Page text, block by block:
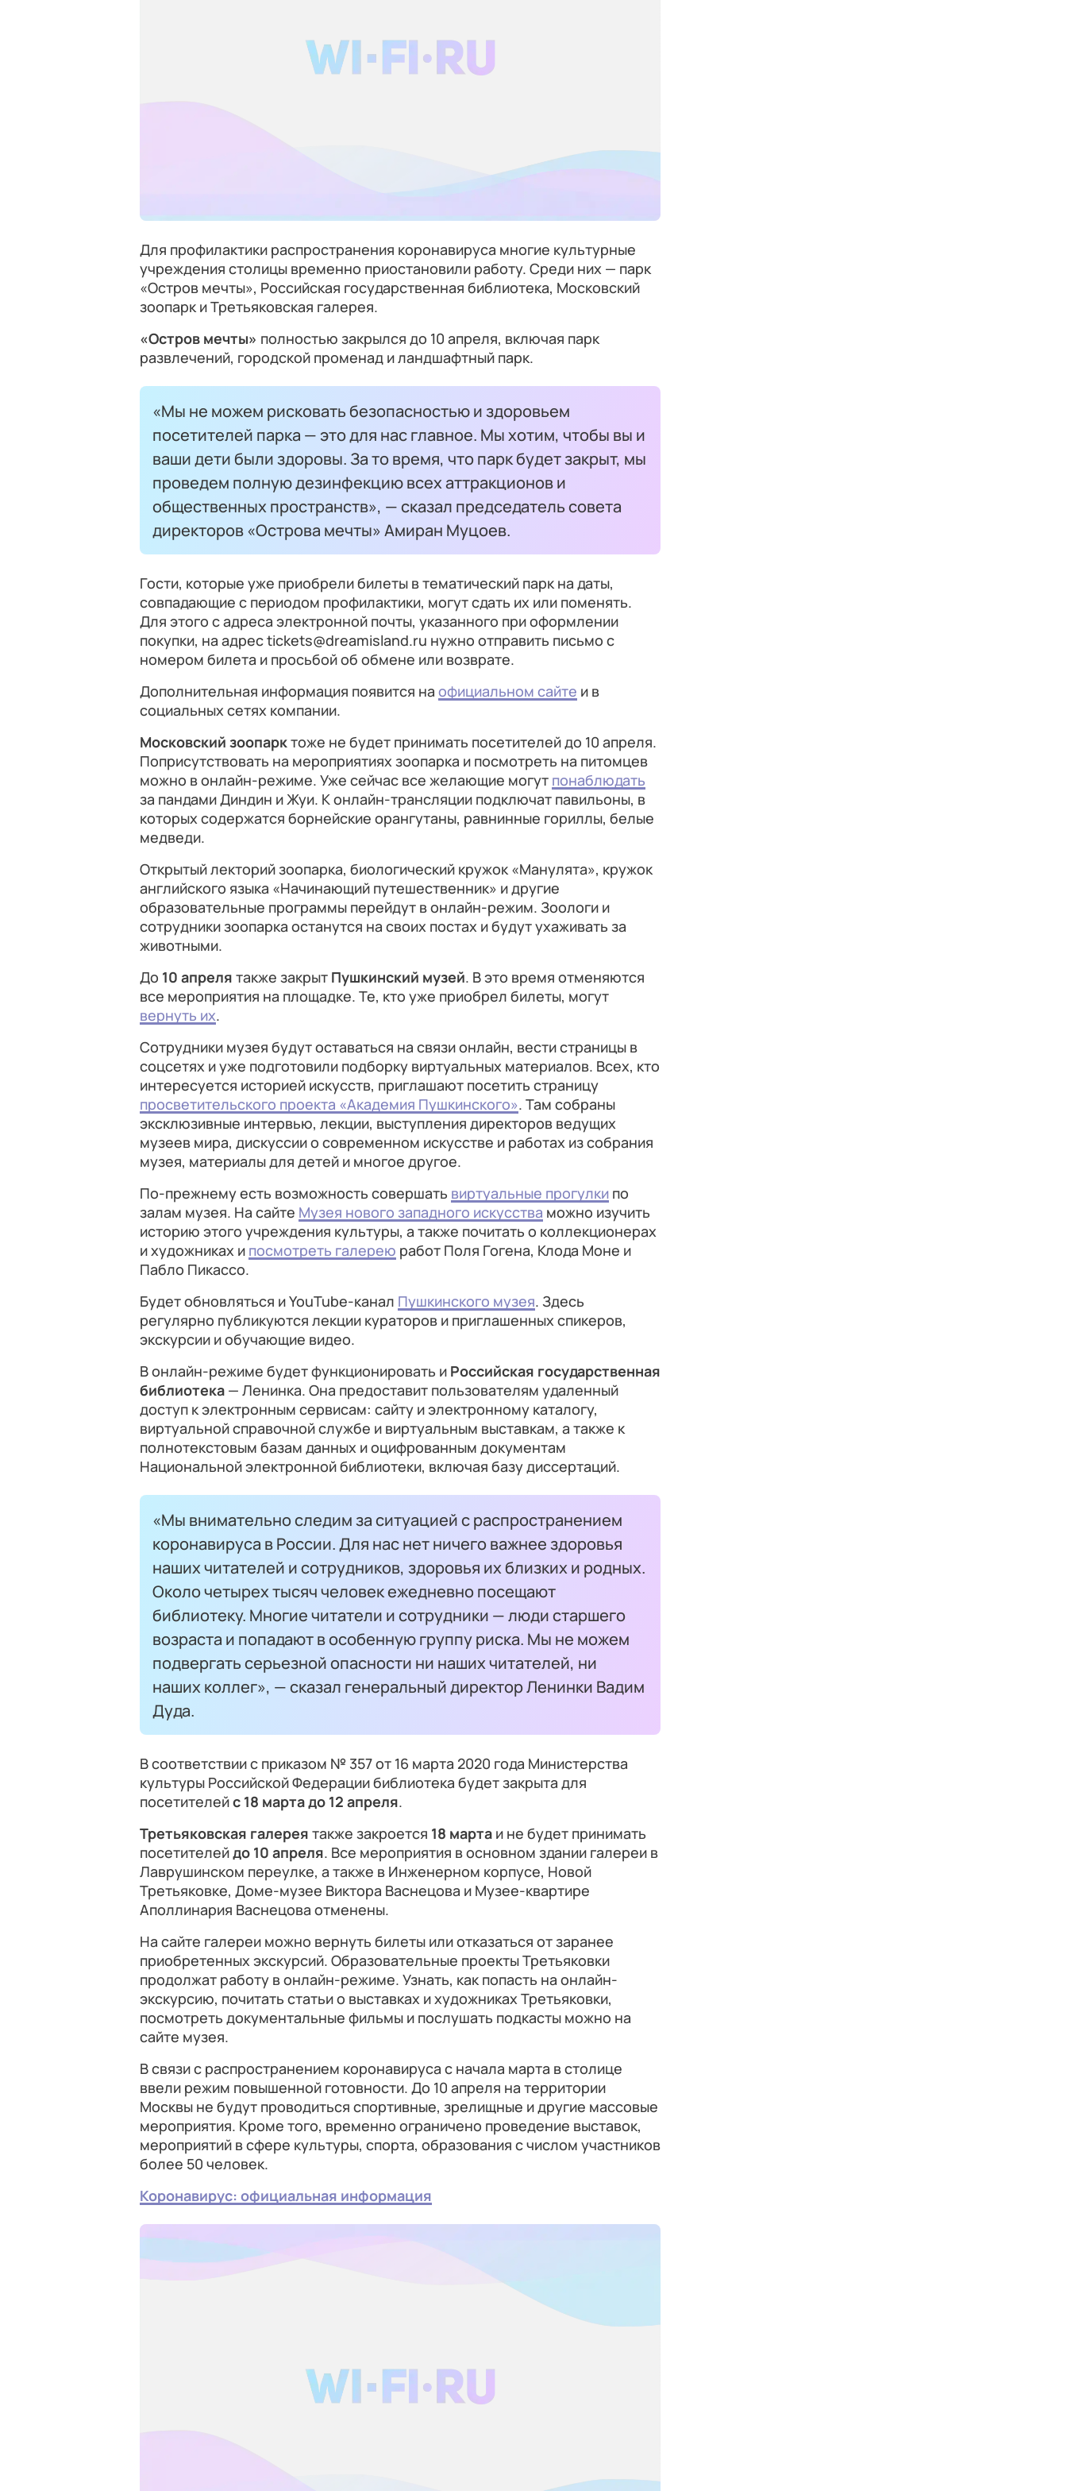
Для профилактики распространения коронавируса многие культурные
учреждения столицы временно приостановили работу. Среди них — парк
«Остров мечты», Российская государственная библиотека, Московский
зоопарк и Третьяковская галерея.
«Остров мечты» полностью закрылся до 10 апреля, включая парк
развлечений, городской променад и ландшафтный парк.
«Мы не можем рисковать безопасностью и здоровьем
посетителей парка — это для нас главное. Мы хотим, чтобы вы и
ваши дети были здоровы. За то время, что парк будет закрыт, мы
проведем полную дезинфекцию всех аттракционов и
общественных пространств», — сказал председатель совета
директоров «Острова мечты» Амиран Муцоев.
Гости, которые уже приобрели билеты в тематический парк на даты,
совпадающие с периодом профилактики, могут сдать их или поменять.
Для этого с адреса электронной почты, указанного при оформлении
покупки, на адрес tickets@dreamisland.ru нужно отправить письмо с
номером билета и просьбой об обмене или возврате.
Дополнительная информация появится на официальном сайте и в
социальных сетях компании.
Московский зоопарктоже не будет принимать посетителей до 10 апреля.
Поприсутствовать на мероприятиях зоопарка и посмотреть на питомцев
можно в онлайн-режиме. Уже сейчас все желающие могут понаблюдать
за пандами Диндин и Жуи. К онлайн-трансляции подключат павильоны, в
которых содержатся борнейские орангутаны, равнинные гориллы, белые
медведи.
Открытый лекторий зоопарка, биологический кружок «Манулята», кружок
английского языка «Начинающий путешественник» и другие
образовательные программы перейдут в онлайн-режим. Зоологи и
сотрудники зоопарка останутся на своих постах и будут ухаживать за
животными.
До 10 апреля также закрыт Пушкинский музей. В это время отменяются
все мероприятия на площадке. Те, кто уже приобрел билеты, могут
вернуть их.
Сотрудники музея будут оставаться на связи онлайн, вести страницы в
соцсетях и уже подготовили подборку виртуальных материалов. Всех, кто
интересуется историей искусств, приглашают посетить страницу
просветительского проекта «Академия Пушкинского». Там собраны
эксклюзивные интервью, лекции, выступления директоров ведущих
музеев мира, дискуссии о современном искусстве и работах из собрания
музея, материалы для детей и многое другое.
По-прежнему есть возможность совершать виртуальные прогулки по
залам музея. На сайте Музея нового западного искусства можно изучить
историю этого учреждения культуры, а также почитать о коллекционерах
и художниках и посмотреть галерею работ Поля Гогена, Клода Моне и
Пабло Пикассо.
Будет обновляться и YouTube-канал Пушкинского музея. Здесь
регулярно публикуются лекции кураторов и приглашенных спикеров,
экскурсии и обучающие видео.
В онлайн-режиме будет функционировать и Российская государственная
библиотека — Ленинка. Она предоставит пользователям удаленный
доступ к электронным сервисам: сайту и электронному каталогу,
виртуальной справочной службе и виртуальным выставкам, а также к
полнотекстовым базам данных и оцифрованным документам
Национальной электронной библиотеки, включая базу диссертаций.
«Мы внимательно следим за ситуацией с распространением
коронавируса в России. Для нас нет ничего важнее здоровья
наших читателей и сотрудников, здоровья их близких и родных.
Около четырех тысяч человек ежедневно посещают
библиотеку. Многие читатели и сотрудники — люди старшего
возраста и попадают в особенную группу риска. Мы не можем
подвергать серьезной опасности ни наших читателей, ни
наших коллег», — сказал генеральный директор Ленинки Вадим
Дуда.
В соответствии с приказом № 357 от 16 марта 2020 года Министерства
культуры Российской Федерации библиотека будет закрыта для
посетителейс 18 марта до 12 апреля.
Третьяковская галерея также закроется 18 марта и не будет принимать
посетителейдо 10 апреля. Все мероприятия в основном здании галереи в
Лаврушинском переулке, а также в Инженерном корпусе, Новой
Третьяковке, Доме-музее Виктора Васнецова и Музее-квартире
Аполлинария Васнецова отменены.
На сайте галереи можно вернуть билеты или отказаться от заранее
приобретенных экскурсий. Образовательные проекты Третьяковки
продолжат работу в онлайн-режиме. Узнать, как попасть на онлайн-
экскурсию, почитать статьи о выставках и художниках Третьяковки,
посмотреть документальные фильмы и послушать подкасты можно на
сайте музея.
В связи с распространением коронавируса с начала марта в столице
ввели режим повышенной готовности. До 10 апреля на территории
Москвы не будут проводиться спортивные, зрелищные и другие массовые
мероприятия. Кроме того, временно ограничено проведение выставок,
мероприятий в сфере культуры, спорта, образования с числом участников
более 50 человек.
Коронавирус: официальная информация